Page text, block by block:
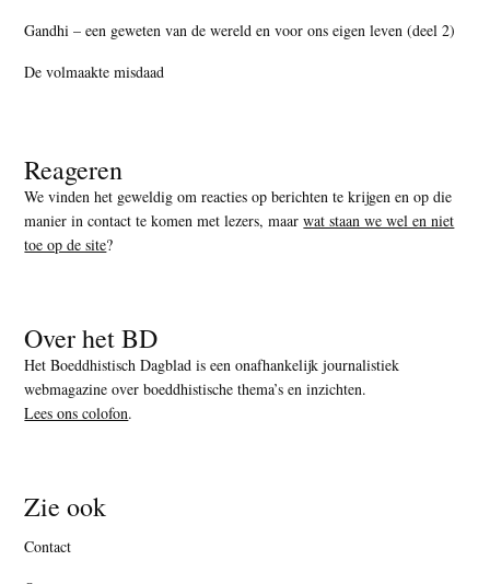
Gandhi – een geweten van de wereld en voor ons eigen leven (deel 2)
De volmaakte misdaad
Reageren
We vinden het geweldig om reacties op berichten te krijgen en op die
manier in contact te komen met lezers, maarwat staan we wel en niet
toe op de site?
Over het BD
Het Boeddhistisch Dagblad is een onafhankelijk journalistiek
webmagazine over boeddhistische thema’s en inzichten.
Lees ons colofon.
Zie ook
Contact